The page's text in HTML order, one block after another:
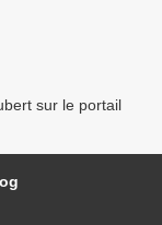
sur le portail